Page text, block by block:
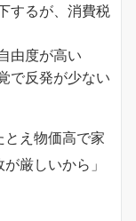
するが、消費税
由度が高い
で反発が少ない
え物価高で家
厳しいから」